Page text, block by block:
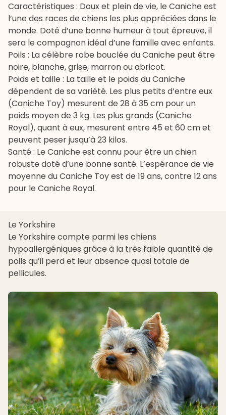
Caractéristiques : Doux et plein de vie, le Caniche est
l’une des races de chiens les plus appréciées dans le
monde. Doté d’une bonne humeur à tout épreuve, il
sera le compagnon idéal d’une famille avec enfants.
Poils : La célèbre robe bouclée du Caniche peut être
noire, blanche, grise, marron ou abricot.
Poids et taille : La taille et le poids du Caniche
dépendent de sa variété. Les plus petits d’entre eux
(Caniche Toy) mesurent de 28 à 35 cm pour un
poids moyen de 3 kg. Les plus grands (Caniche
Royal), quant à eux, mesurent entre 45 et 60 cm et
peuvent peser jusqu’à 23 kilos.
Santé : Le Caniche est connu pour être un chien
robuste doté d’une bonne santé. L’espérance de vie
moyenne du Caniche Toy est de 19 ans, contre 12 ans
pour le Caniche Royal.
Le Yorkshire
Le Yorkshire compte parmi les chiens
hypoallergéniques grâce à la très faible quantité de
poils qu’il perd et leur absence quasi totale de
pellicules.